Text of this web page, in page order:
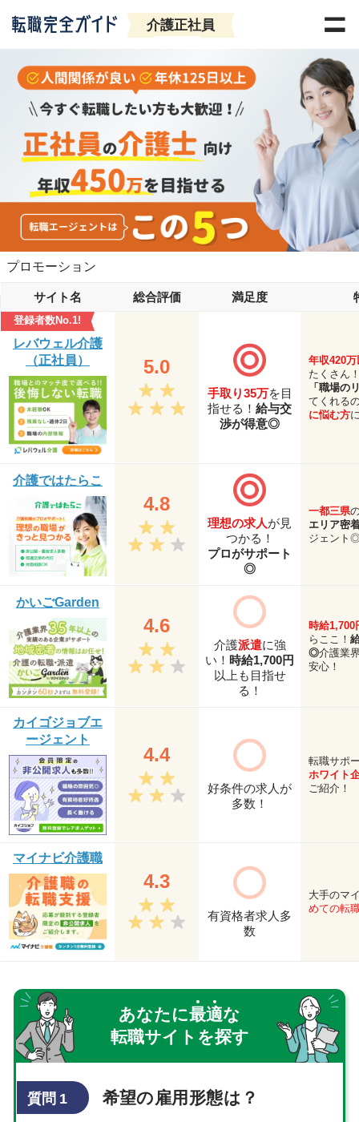
介護正社員
プロモーション
サイト名 総合評価 満足度
登録者数No.1!
レバウェル介護
（正社員）
5.0
手取り35万を目
指せる！ 給与交
渉が得意◎
年収420
たくさん
「職場の
てくれる
に悩む方
介護ではたらこ
4.8
理想の求人が見
つかる！
プロがサポート
◎
一都三県
エリア密
ジェント
かいごGarden
4.6
介護派遣に強
い！ 時給1,700円
以上も目指せ
る！
時給1,700
らここ！
◎介護業
安心！
カイゴジョブエ
ージェント
4.4
好条件の求人が
多数！
転職サポ
ホワイト
ご紹介！
マイナビ介護職
4.3
有資格者求人多
数
大手のマ
めての転
あなたに最適な
転職サイトを探す
質問 1 希望の雇用形態は？